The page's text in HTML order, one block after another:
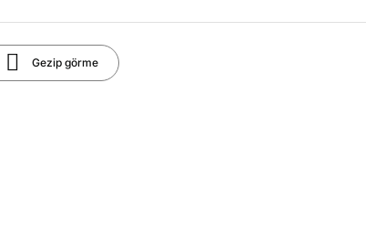
Gezip görme